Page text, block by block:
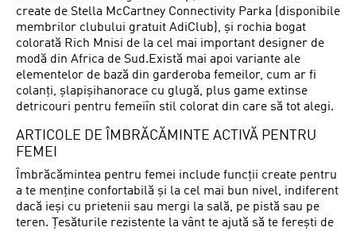
create de Stella McCartney Connectivity Parka (disponibile
membrilor clubului gratuit AdiClub), și rochia bogat
colorată Rich Mnisi de la cel mai important designer de
modă din Africa de Sud.Există mai apoi variante ale
elementelor de bază din garderoba femeilor, cum ar fi
colanți, șlapișihanorace cu glugă, plus game extinse
detricouri pentru femeiîn stil colorat din care să tot alegi.
ARTICOLE DE ÎMBRĂCĂMINTE ACTIVĂ PENTRU
FEMEI
Îmbrăcămintea pentru femei include funcții create pentru
a te menține confortabilă și la cel mai bun nivel, indiferent
dacă ieși cu prietenii sau mergi la sală, pe pistă sau pe
teren. Țesăturile rezistente la vânt te ajută să te ferești de